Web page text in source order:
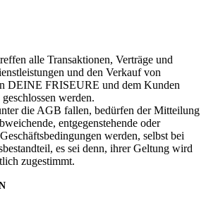
alle Transaktionen, Verträge und
und den Verkauf von
DEINE FRISEURE und dem Kunden
werden.
die AGB fallen, bedürfen der Mitteilung
entgegenstehende oder
werden, selbst bei
es sei denn, ihrer Geltung wird
zugestimmt.